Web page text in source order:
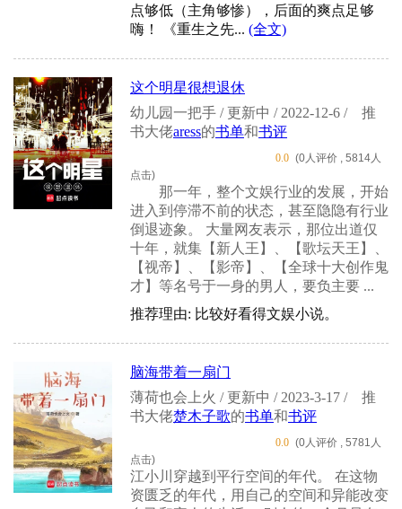
点够低（主角够惨），后面的爽点足够
嗨！ 《重生之先... (全文)
这个明星很想退休
幼儿园一把手 / 更新中 / 2022-12-6 /
推
书大佬aress的书单和书评
0.0 (0人评价 , 5814人
点击)
那一年，整个文娱行业的发展，开始
进入到停滞不前的状态，甚至隐隐有行业
倒退迹象。 大量网友表示，那位出道仅
十年，就集【新人王】、【歌坛天王】、
【视帝】、【影帝】、【全球十大创作鬼
才】等名号于一身的男人，要负主要 ...
推荐理由: 比较好看得文娱小说。
脑海带着一扇门
薄荷也会上火 / 更新中 / 2023-3-17 /
推
书大佬楚木子歌的书单和书评
0.0 (0人评价 , 5781人
点击)
江小川穿越到平行空间的年代。 在这物
资匮乏的年代，用自己的空间和异能改变